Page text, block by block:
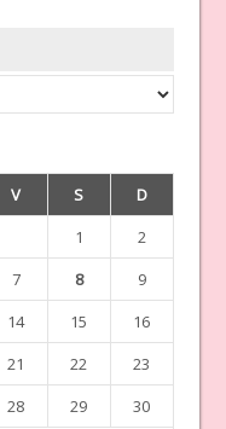
V S
D
1
2
7 8
9
14 15
16
21 22
23
28 29
30